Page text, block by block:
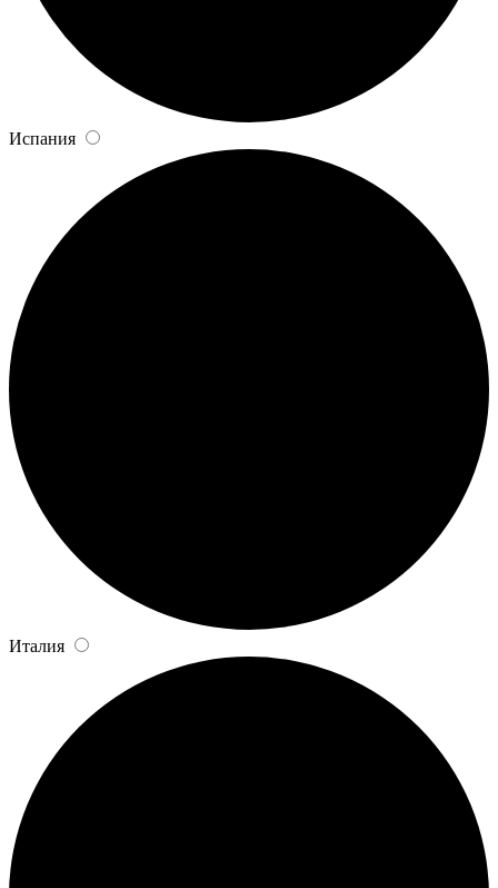
Испания
Италия